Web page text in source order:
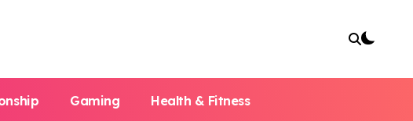
Gaming Health & Fitness